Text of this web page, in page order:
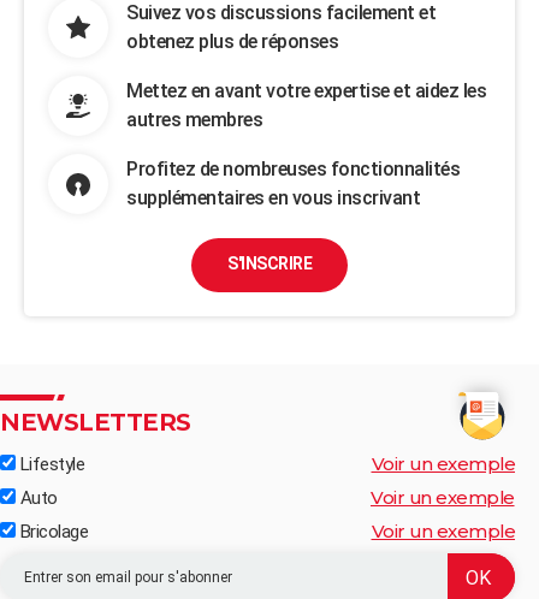
Suivez vos discussions facilement et
obtenez plus de réponses
Mettez en avant votre expertise et aidez les
autres membres
Profitez de nombreuses fonctionnalités
supplémentaires en vous inscrivant
S'INSCRIRE
NEWSLETTERS
Lifestyle Voir un exemple
Auto Voir un exemple
Bricolage Voir un exemple